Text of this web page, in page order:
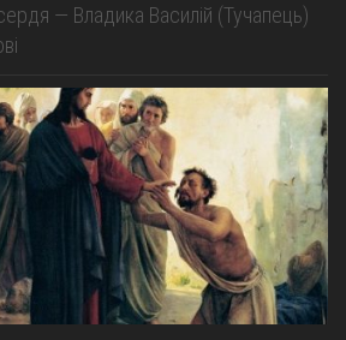
— Владика Василій (Тучапець)